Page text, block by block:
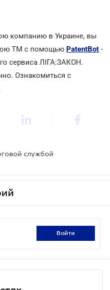
компанию в Украине, вы
ТМ с помощью PatentBot -
сервиса ЛІГА:ЗАКОН.
Ознакомиться с
службой
войти